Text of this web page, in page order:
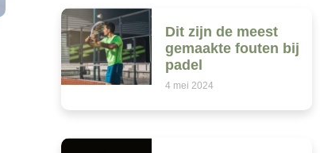
Dit zijn de meest
gemaakte fouten bij
padel
4 mei 2024